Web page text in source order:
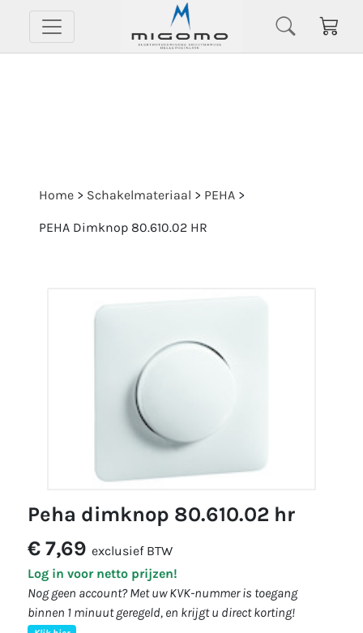
Home > Schakelmateriaal > PEHA >
PEHA Dimknop 80.610.02 HR
peha dimknop 80.610.02 hr
€ 7,69 exclusief BTW
Log in voor netto prijzen!
Nog geen account? Met uw KVK-nummer is toegang
binnen 1 minuut geregeld, en krijgt u direct korting!